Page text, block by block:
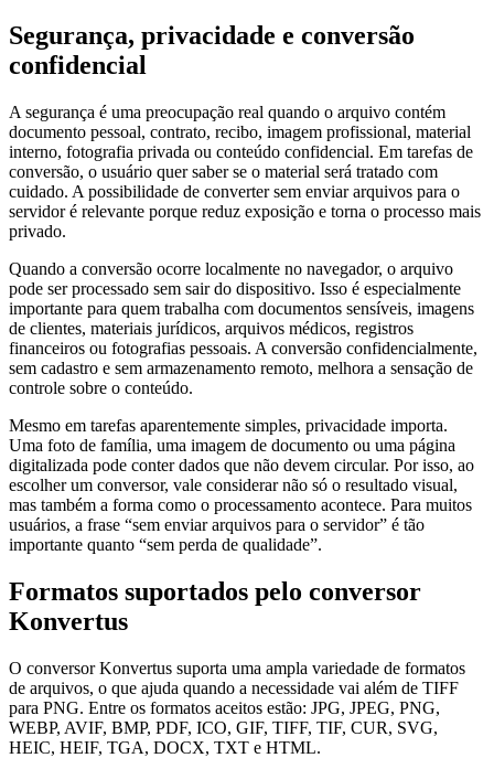
Segurança, privacidade e conversão
confidencial
A segurança é uma preocupação real quando o arquivo contém
documento pessoal, contrato, recibo, imagem profissional, material
interno, fotografia privada ou conteúdo confidencial. Em tarefas de
conversão, o usuário quer saber se o material será tratado com
cuidado. A possibilidade de converter sem enviar arquivos para o
servidor é relevante porque reduz exposição e torna o processo mais
privado.
Quando a conversão ocorre localmente no navegador, o arquivo
pode ser processado sem sair do dispositivo. Isso é especialmente
importante para quem trabalha com documentos sensíveis, imagens
de clientes, materiais jurídicos, arquivos médicos, registros
financeiros ou fotografias pessoais. A conversão confidencialmente,
sem cadastro e sem armazenamento remoto, melhora a sensação de
controle sobre o conteúdo.
Mesmo em tarefas aparentemente simples, privacidade importa.
Uma foto de família, uma imagem de documento ou uma página
digitalizada pode conter dados que não devem circular. Por isso, ao
escolher um conversor, vale considerar não só o resultado visual,
mas também a forma como o processamento acontece. Para muitos
usuários, a frase “sem enviar arquivos para o servidor” é tão
importante quanto “sem perda de qualidade”.
Formatos suportados pelo conversor
Konvertus
O conversor Konvertus suporta uma ampla variedade de formatos
de arquivos, o que ajuda quando a necessidade vai além de TIFF
para PNG. Entre os formatos aceitos estão: JPG, JPEG, PNG,
WEBP, AVIF, BMP, PDF, ICO, GIF, TIFF, TIF, CUR, SVG,
HEIC, HEIF, TGA, DOCX, TXT e HTML.